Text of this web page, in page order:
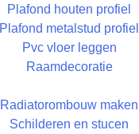
Plafond houten profiel
Plafond metalstud profiel
Pvc vloer leggen
Raamdecoratie
Radiatorombouw maken
Schilderen en stucen